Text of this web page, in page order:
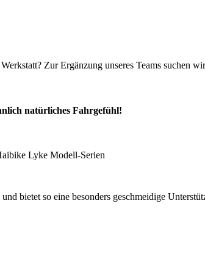
Zur Ergänzung unseres Teams suchen
natürliches Fahrgefühl!
Lyke Modell-Serien
bietet so eine besonders geschmeidige